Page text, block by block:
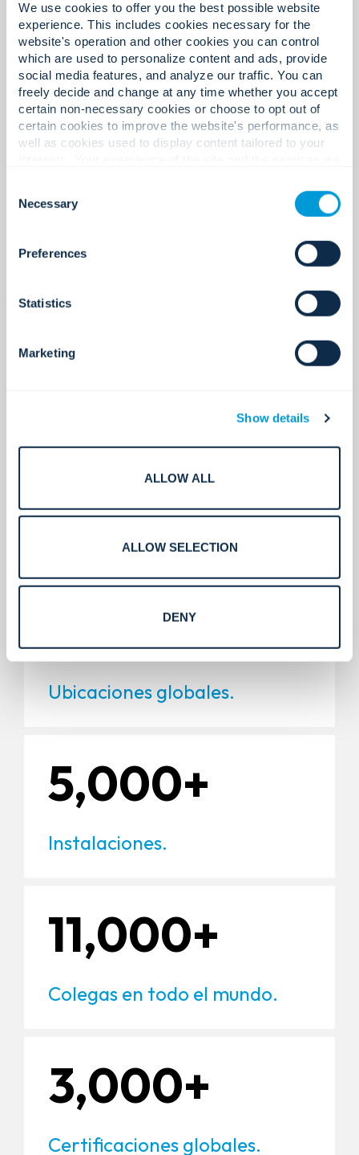
We use cookies to offer you the best possible website
experience. This includes cookies necessary for the
website's operation and other cookies you can control
which are used to personalize content and ads, provide
social media features, and analyze our traffic. You can
freely decide and change at any time whether you accept
certain non-necessary cookies or choose to opt out of
certain cookies to improve the website's performance, as
well as cookies used to display content tailored to your
cookies. Click "Show details" below for more information
about who we share your information with.
Selection
Necessary
Preferences
Statistics
Marketing
Show details
ALLOW ALL
ALLOW SELECTION
DENY
11
Oficinas en Latinoamérica.
200+
400+
Certificaciones y licencias.
220+
Ubicaciones globales.
5,000+
Instalaciones.
11,000+
Colegas en todo el mundo.
3,000+
Certificaciones globales.